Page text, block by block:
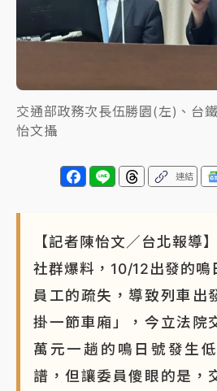
周末精選｜
跨境網購族注意！
任 預算難關如何解？
蔣萬安的建中同學！47歲法律
交通部政務次長伍勝園(左)、台
怡文攝
連結
【記者陳怡文／台北報導
社群爆料，10/12出發的鳴
員工的疏失，導致列車出
掛一節車廂」，今立法院
萬元一趟的鳴日號發生
譜，但讓委員傻眼的是，